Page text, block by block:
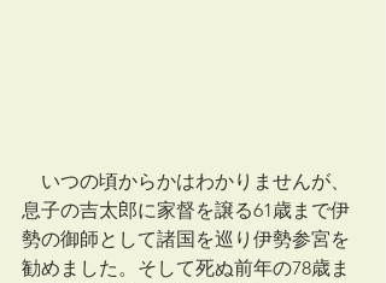
いつの頃からかはわかりませんが、
息子の吉太郎に家督を譲る61歳まで伊
勢の御師として諸国を巡り伊勢参宮を
勧めました。そして死ぬ前年の78歳ま